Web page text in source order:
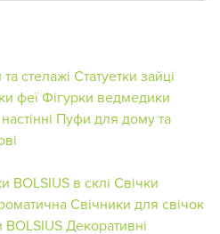
стелажі Статуетки зайці
феїФігурки ведмедики
Пуфи для дому та
BOLSIUS в склі Свічки
Свічники для свічок
BOLSIUSДекоративні